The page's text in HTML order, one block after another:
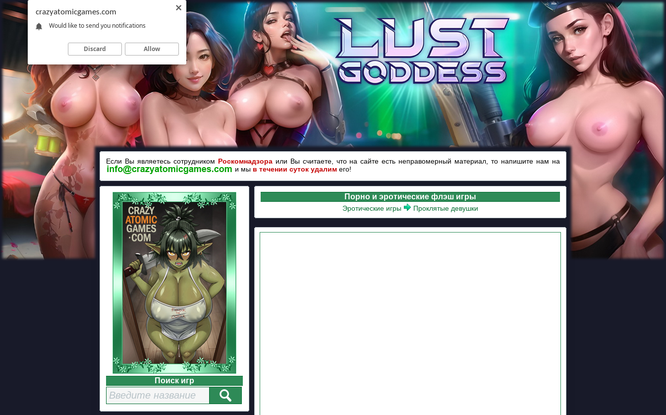
Если Вы являетесь сотрудником Роскомнадзораили Вы считаете, что на сайте есть неправомерный материал, то напишите нам на
и мы в течении суток удалим его!
Поиск игр
Порно и эротические флэш игры
Эротические игры Проклятые девушки
crazyatomicgames.com
Would like to send you notifications
Discard Allow